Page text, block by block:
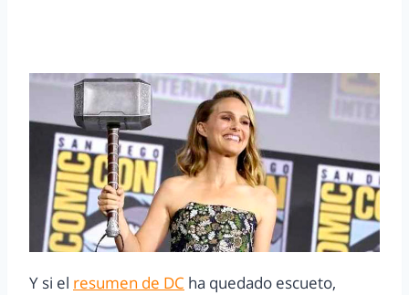
Y si el resumen de DC ha quedado escueto,